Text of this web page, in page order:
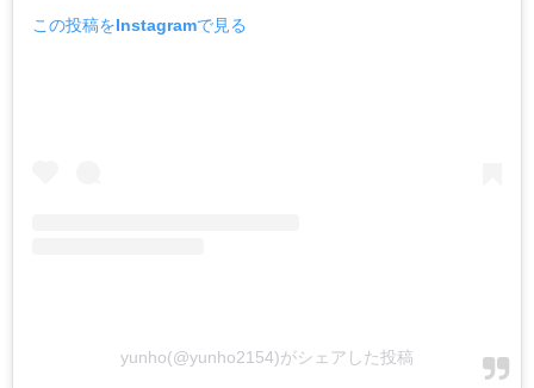
この投稿をInstagramで見る
yunho(@yunho2154)がシェアした投稿